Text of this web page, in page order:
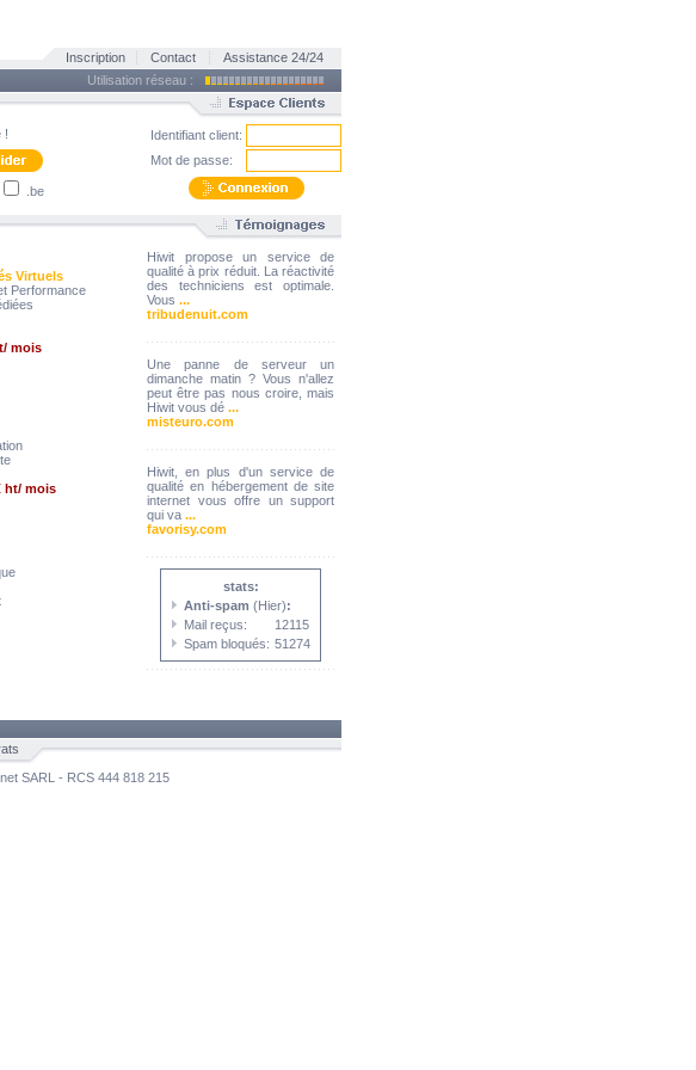
Inscription Contact
Assistance 24/24
Utilisation réseau :
!
.be
Identifiant client:
Mot de passe:
Virtuels
Performance
mois
ht/ mois
Hiwit propose un service de
qualité à prix réduit. La réactivité
des techniciens est optimale.
Vous ...
tribudenuit.com
Une panne de serveur un
dimanche matin ? Vous n'allez
peut être pas nous croire, mais
Hiwit vous dé ...
misteuro.com
Hiwit, en plus d'un service de
qualité en hébergement de site
internet vous offre un support
qui va ...
favorisy.com
stats:
Anti-spam (Hier):
Mail reçus:
12115
Spam bloqués: 51274
SARL - RCS 444 818 215